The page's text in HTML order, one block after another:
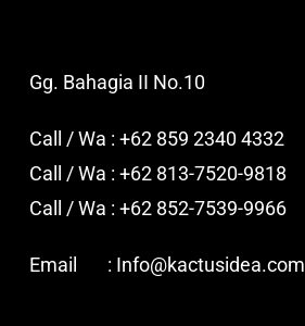
Gg. Bahagia II No.10
Call / Wa : +62 859 2340 4332
Call / Wa : +62 813-7520-9818
Call / Wa : +62 852-7539-9966
Email : Info@kactusidea.com